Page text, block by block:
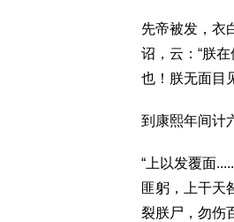
先帝被发，衣
诏，云：“朕
也！朕无面目
到康熙年间计
“上以发覆面
匪躬，上干天
裂朕尸，勿伤